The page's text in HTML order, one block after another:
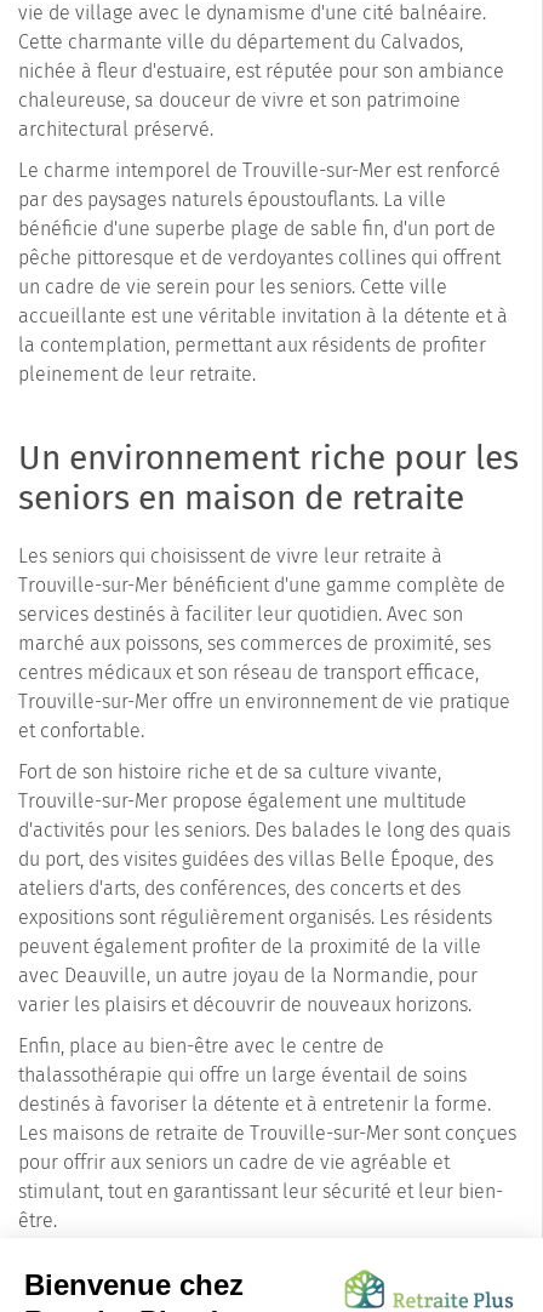
vie de village avec le dynamisme d'une cité balnéaire.
Cette charmante ville du département du Calvados,
nichée à fleur d'estuaire, est réputée pour son ambiance
chaleureuse, sa douceur de vivre et son patrimoine
architectural préservé.
Le charme intemporel de Trouville-sur-Mer est renforcé
par des paysages naturels époustouflants. La ville
bénéficie d'une superbe plage de sable fin, d'un port de
pêche pittoresque et de verdoyantes collines qui offrent
un cadre de vie serein pour les seniors. Cette ville
accueillante est une véritable invitation à la détente et à
la contemplation, permettant aux résidents de profiter
pleinement de leur retraite.
Un environnement riche pour les
seniors en maison de retraite
Les seniors qui choisissent de vivre leur retraite à
Trouville-sur-Mer bénéficient d'une gamme complète de
services destinés à faciliter leur quotidien. Avec son
marché aux poissons, ses commerces de proximité, ses
centres médicaux et son réseau de transport efficace,
Trouville-sur-Mer offre un environnement de vie pratique
et confortable.
Fort de son histoire riche et de sa culture vivante,
Trouville-sur-Mer propose également une multitude
d'activités pour les seniors. Des balades le long des quais
du port, des visites guidées des villas Belle Époque, des
ateliers d'arts, des conférences, des concerts et des
expositions sont régulièrement organisés. Les résidents
peuvent également profiter de la proximité de la ville
avec Deauville, un autre joyau de la Normandie, pour
varier les plaisirs et découvrir de nouveaux horizons.
Enfin, place au bien-être avec le centre de
thalassothérapie qui offre un large éventail de soins
destinés à favoriser la détente et à entretenir la forme.
Les maisons de retraite de Trouville-sur-Mer sont conçues
pour offrir aux seniors un cadre de vie agréable et
stimulant, tout en garantissant leur sécurité et leur bien-
être.
exceptionnelle, ses commodités et ses loisirs variés, est un